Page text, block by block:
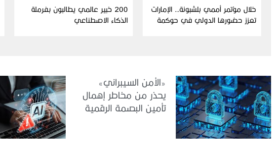
خلال مؤتمر أممي بلشبونة… الإمارات
تعزز حضورها الدولي في حوكمة
200 خبير عالمي يطالبون بفرملة
الذكاء الاصطناعي
«الأمن السيبراني»
يحذر من مخاطر إهمال
تأمين البصمة الرقمية